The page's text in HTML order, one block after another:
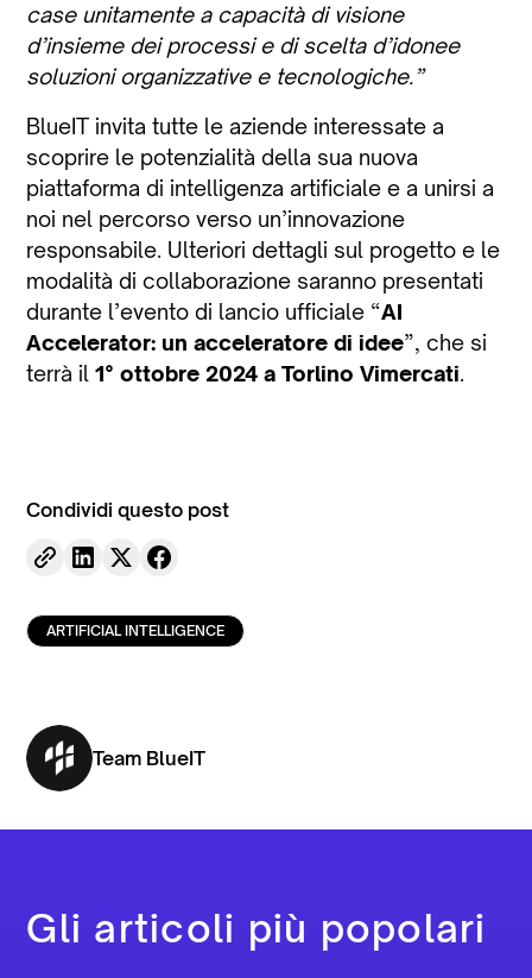
case unitamente a capacità di visione
d’insieme dei processi e di scelta d’idonee
soluzioni organizzative e tecnologiche.”
BlueIT invita tutte le aziende interessate a
scoprire le potenzialità della sua nuova
piattaforma di intelligenza artificiale e a unirsi a
noi nel percorso verso un’innovazione
responsabile. Ulteriori dettagli sul progetto e le
modalità di collaborazione saranno presentati
durante l’evento di lancio ufficiale “AI
Accelerator: un acceleratore di idee”, che si
terrà il1° ottobre 2024 a Torlino Vimercati.
Condividi questo post
ARTIFICIAL INTELLIGENCE
Team BlueIT
Gli articoli più popolari